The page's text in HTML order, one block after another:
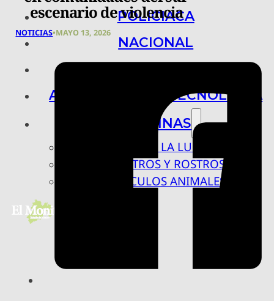
POLICIACA
NACIONAL
ARTE, CIENCIA Y TECNOLOGÍA
COLUMNAS
BAJO LA LUPA
RASTROS Y ROSTROS
VÍNCULOS ANIMALES
escenario de violencia
NOTICIAS•MAYO 13, 2026